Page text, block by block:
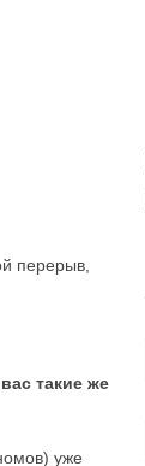
перерыв,
такие же
уже